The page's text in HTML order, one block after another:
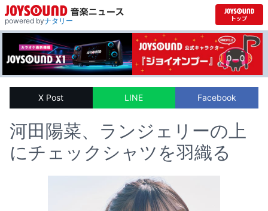
powered byナタリー
X Post LINE Facebook
河田陽菜、ランジェリーの上
にチェックシャツを羽織る